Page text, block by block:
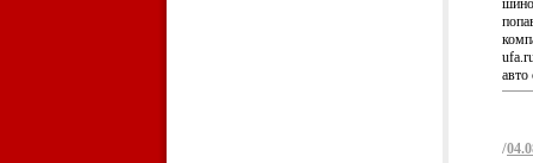
авто
/